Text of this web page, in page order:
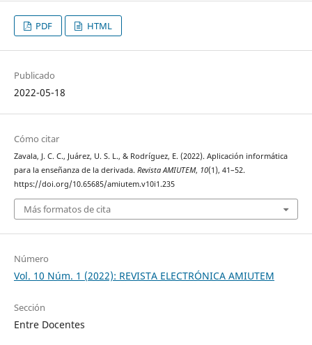
PDF HTML
Publicado
2022-05-18
Cómo citar
Zavala, J. C. C., Juárez, U. S. L., & Rodríguez, E. (2022). Aplicación informática
para la enseñanza de la derivada. Revista AMIUTEM, 10(1), 41–52.
https://doi.org/10.65685/amiutem.v10i1.235
Más formatos de cita
Número
Vol. 10 Núm. 1 (2022): REVISTA ELECTRÓNICA AMIUTEM
Sección
Entre Docentes